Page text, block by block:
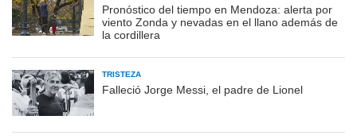
Pronóstico del tiempo en Mendoza: alerta por
viento Zonda y nevadas en el llano además de
la cordillera
TRISTEZA
Falleció Jorge Messi, el padre de Lionel